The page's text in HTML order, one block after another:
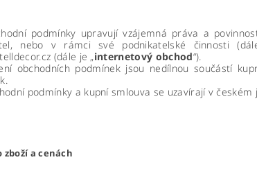
podmínky upravují vzájemná práva a
nebo v rámci své podnikatelské činnosti
(dále je „internetový obchod“).
obchodních podmínek jsou nedílnou součástí
podmínky a kupní smlouva se uzavírají v českém
a cenách